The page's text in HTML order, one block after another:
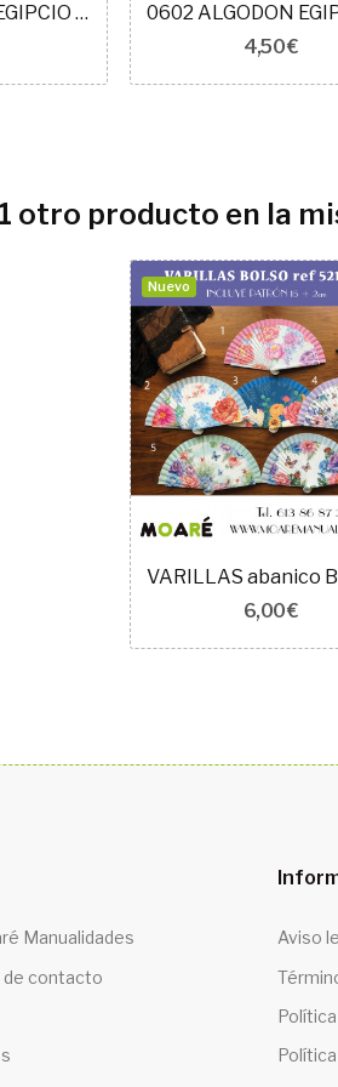
0675 ALGODON EGIPCIO MAKO 50 VERDE MINT
4,50 €
1 otro producto en la
Nuevo
6,00 €
Manualidades
de contacto
Aviso